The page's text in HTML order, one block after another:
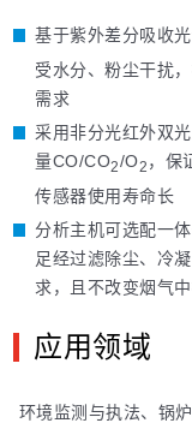
基于紫外差分吸收
受水分、粉尘干扰
需求
采用非分光红外双
量CO/CO2/O2 ，保
传感器使用寿命长
分析主机可选配一
足经过滤除尘、冷
求，且不改变烟气
应用领域
环境监测与执法、锅